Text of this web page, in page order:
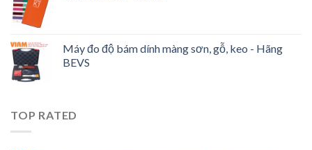
Máy đo độ bám dính màng sơn, gỗ, keo - Hãng
BEVS
TOP RATED